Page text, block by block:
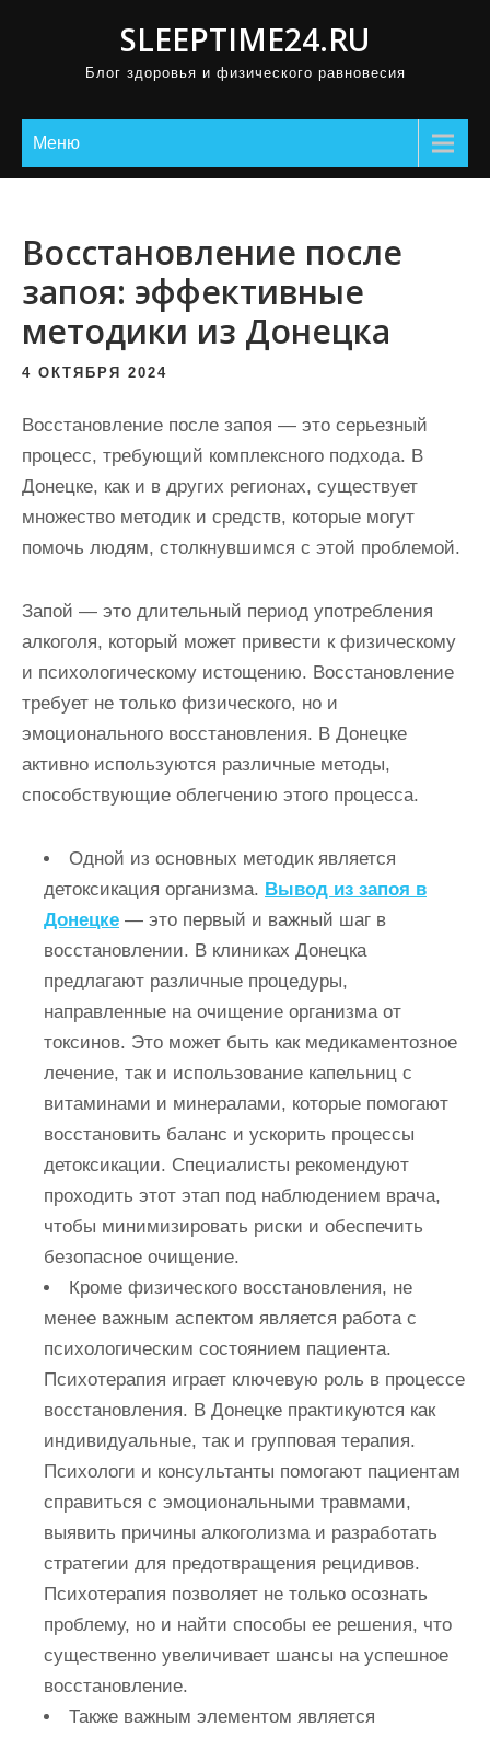
SLEEPTIME24.RU
Блог здоровья и физического равновесия
Меню
Восстановление после
запоя: эффективные
методики из Донецка
4 ОКТЯБРЯ 2024
Восстановление после запоя — это серьезный
процесс, требующий комплексного подхода. В
Донецке, как и в других регионах, существует
множество методик и средств, которые могут
помочь людям, столкнувшимся с этой проблемой.
Запой — это длительный период употребления
алкоголя, который может привести к физическому
и психологическому истощению. Восстановление
требует не только физического, но и
эмоционального восстановления. В Донецке
активно используются различные методы,
способствующие облегчению этого процесса.
Одной из основных методик является
детоксикация организма. Вывод из запоя в
Донецке — это первый и важный шаг в
восстановлении. В клиниках Донецка
предлагают различные процедуры,
направленные на очищение организма от
токсинов. Это может быть как медикаментозное
лечение, так и использование капельниц с
витаминами и минералами, которые помогают
восстановить баланс и ускорить процессы
детоксикации. Специалисты рекомендуют
проходить этот этап под наблюдением врача,
чтобы минимизировать риски и обеспечить
безопасное очищение.
Кроме физического восстановления, не
менее важным аспектом является работа с
психологическим состоянием пациента.
Психотерапия играет ключевую роль в процессе
восстановления. В Донецке практикуются как
индивидуальные, так и групповая терапия.
Психологи и консультанты помогают пациентам
справиться с эмоциональными травмами,
выявить причины алкоголизма и разработать
стратегии для предотвращения рецидивов.
Психотерапия позволяет не только осознать
проблему, но и найти способы ее решения, что
существенно увеличивает шансы на успешное
восстановление.
Также важным элементом является